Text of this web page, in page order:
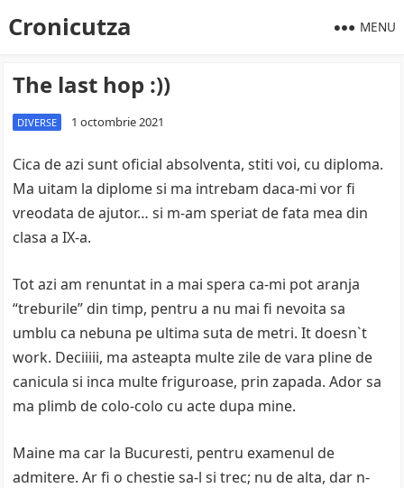
Cronicutza MENU
The last hop :))
DIVERSE 1 octombrie 2021
Cica de azi sunt oficial absolventa, stiti voi, cu diploma.
Ma uitam la diplome si ma intrebam daca-mi vor fi
vreodata de ajutor… si m-am speriat de fata mea din
clasa a IX-a.
Tot azi am renuntat in a mai spera ca-mi pot aranja
“treburile” din timp, pentru a nu mai fi nevoita sa
umblu ca nebuna pe ultima suta de metri. It doesn`t
work. Deciiiii, ma asteapta multe zile de vara pline de
canicula si inca multe friguroase, prin zapada. Ador sa
ma plimb de colo-colo cu acte dupa mine.
Maine ma car la Bucuresti, pentru examenul de
admitere. Ar fi o chestie sa-l si trec; nu de alta, dar n-